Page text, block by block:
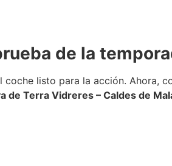
de la
listo para la acción. Ahora,
de Terra Vidreres – Caldes de